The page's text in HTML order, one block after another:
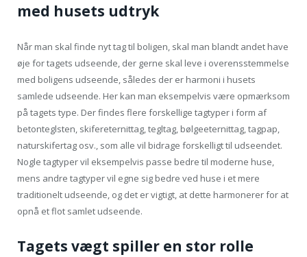
med husets udtryk
Når man skal finde nyt tag til boligen, skal man blandt andet have
øje for tagets udseende, der gerne skal leve i overensstemmelse
med boligens udseende, således der er harmoni i husets
samlede udseende. Her kan man eksempelvis være opmærksom
på tagets type. Der findes flere forskellige tagtyper i form af
betonteglsten, skifereternittag, tegltag, bølgeeternittag, tagpap,
naturskifertag osv., som alle vil bidrage forskelligt til udseendet.
Nogle tagtyper vil eksempelvis passe bedre til moderne huse,
mens andre tagtyper vil egne sig bedre ved huse i et mere
traditionelt udseende, og det er vigtigt, at dette harmonerer for at
opnå et flot samlet udseende.
Tagets vægt spiller en stor rolle